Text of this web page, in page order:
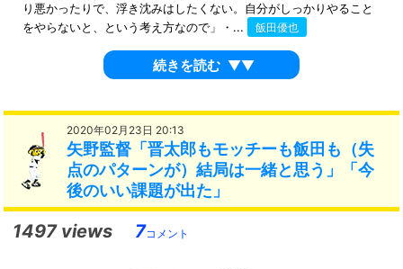
り悪かったりで、浮き沈みはしたくない。自分がしっかりやること
をやらないと、という考え方なので」・...
飯田優也
続きを読む ▼▼
2020年02月23日 20:13
矢野監督「晋太郎もモッチーも飯田も（失
点のパターンが）結局は一緒と思う」「今
後のいい課題が出た」
1497 views 7コメント